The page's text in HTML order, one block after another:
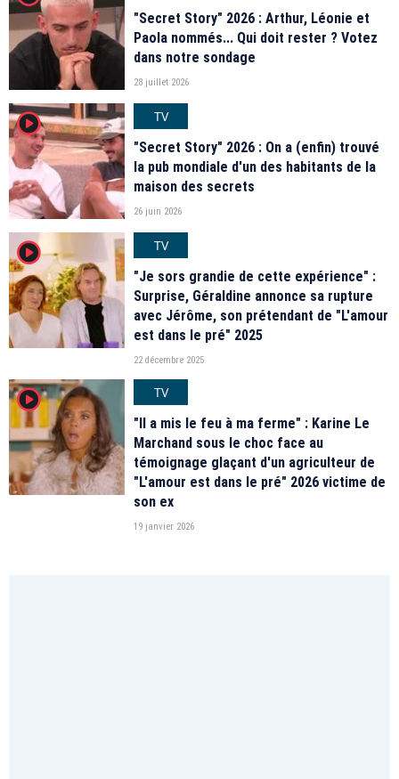
"Secret Story" 2026 : Arthur, Léonie et
Paola nommés... Qui doit rester ? Votez
dans notre sondage
28 juillet 2026
player2
TV
"Secret Story" 2026 : On a (enfin) trouvé
la pub mondiale d'un des habitants de la
maison des secrets
26 juin 2026
player2
TV
"Je sors grandie de cette expérience" :
Surprise, Géraldine annonce sa rupture
avec Jérôme, son prétendant de "L'amour
est dans le pré" 2025
22 décembre 2025
player2
TV
"Il a mis le feu à ma ferme" : Karine Le
Marchand sous le choc face au
témoignage glaçant d'un agriculteur de
"L'amour est dans le pré" 2026 victime de
son ex
19 janvier 2026